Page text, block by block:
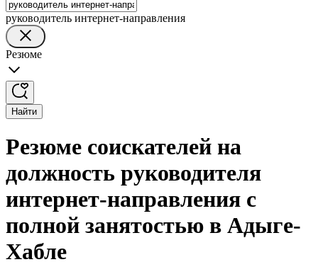
руководитель интернет-направления
Резюме
Найти
Резюме соискателей на
должность руководителя
интернет-направления с
полной занятостью в Адыге-
Хабле